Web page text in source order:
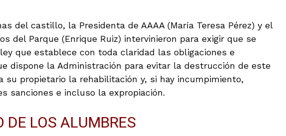
del castillo, la Presidenta de AAAA (María Teresa Pérez) y el
del Parque (Enrique Ruiz) intervinieron para exigir que se
que establece con toda claridad las obligaciones e
dispone la Administración para evitar la destrucción de este
su propietario la rehabilitación y, si hay incumpimiento,
sanciones e incluso la expropiación.
DE LOS ALUMBRES